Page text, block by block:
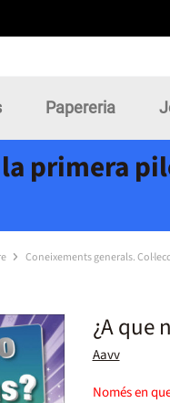
Papereria
primera
Coneixements generals.
¿A que
Aavv
Només en